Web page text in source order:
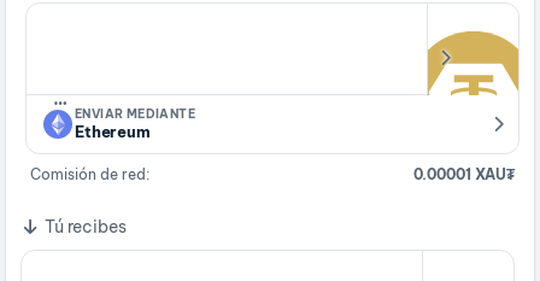
…
ENVIAR MEDIANTE
Ethereum
Comisión de red: 0.00001 XAU₮
Tú recibes